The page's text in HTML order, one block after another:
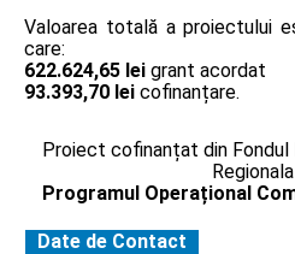
Valoarea totală a proiectului
care:
622.624,65 lei grant acordat
93.393,70 lei cofinanțare.
Proiect cofinanțat din Fondul
Programul Operațional
Date de Contact